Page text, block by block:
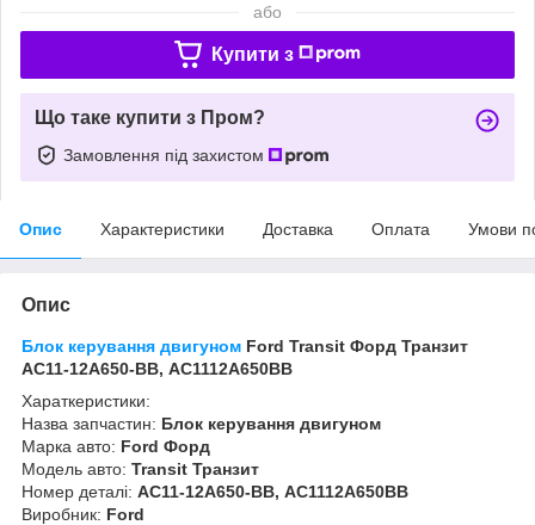
або
Купити з
Що таке купити з Пром?
Замовлення під захистом
Опис Характеристики Доставка Оплата Умови
Опис
Блок керування двигуном Ford Transit Форд Транзит
AC11-12A650-BB, AC1112A650BB
Хараткеристики:
Назва запчастин: Блок керування двигуном
Марка авто: Ford Форд
Модель авто: Transit Транзит
Номер деталі: AC11-12A650-BB, AC1112A650BB
Виробник: Ford